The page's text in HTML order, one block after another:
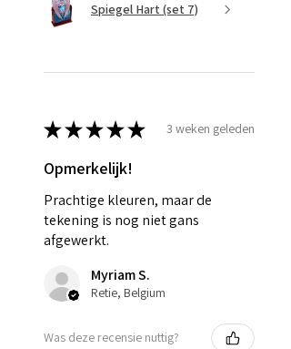
Spiegel Hart (set 7)
★★★★★ 3 weken geleden
Opmerkelijk!
Prachtige kleuren, maar de
tekening is nog niet gans
afgewerkt.
Myriam S.
Retie, Belgium
Was deze recensie nuttig?